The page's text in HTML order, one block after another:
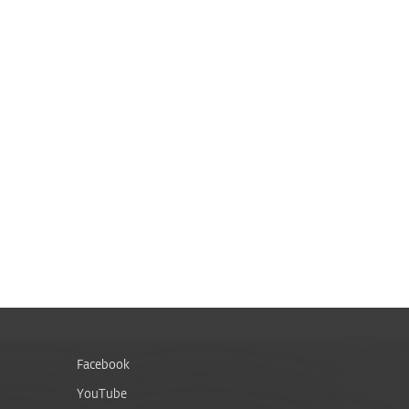
Facebook
YouTube